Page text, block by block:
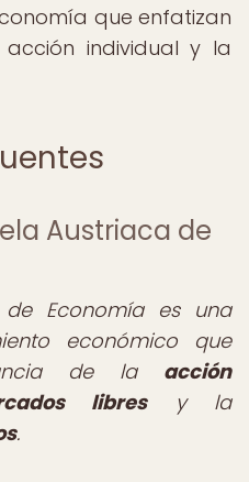
que enfatizan
individual y la
Austriaca de
de Economía es una
económico que
de la acción
libresy la
.